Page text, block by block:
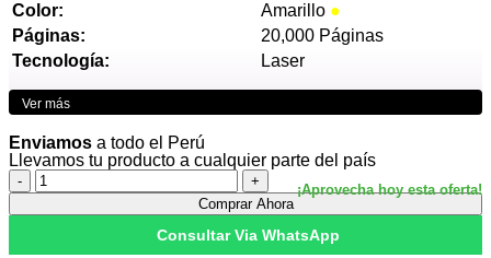
Color: Amarillo ●
Páginas:
20,000 Páginas
Tecnología:
Laser
Ver más
Enviamos a todo el Perú
Llevamos tu producto a cualquier parte del país
Comprar Ahora
Consultar Via WhatsApp